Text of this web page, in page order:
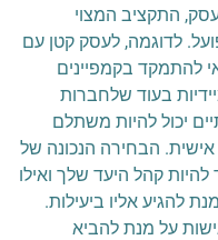
התקציב המצוי
לדוגמה, לעסק קטן עם
להתמקד בקמפיינים
בעוד שלחברות
יכול להיות משתלם
הבחירה הנכונה של
קהל היעד שלך ואילו
להגיע אליו ביעילות.
על מנת להביא